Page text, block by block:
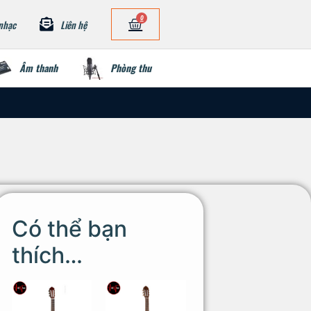
Liên hệ 0
Âm thanh Phòng thu
Có thể bạn
thích…